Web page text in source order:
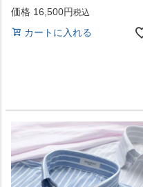
価格 16,500 税込
カートに入れる